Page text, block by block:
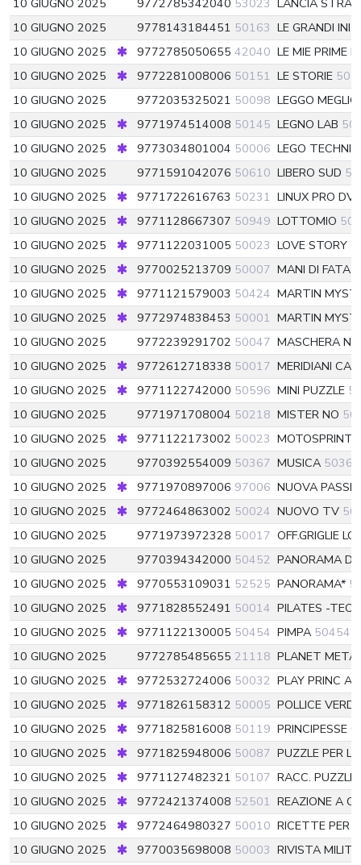
10 GIUGNO 2025 9772785342040 53023 LANCIA
10 GIUGNO 2025
9778143184451 50163 LE GRANDI
10 GIUGNO 2025
9772785050655 42040 LE MIE PRIME
10 GIUGNO 2025
9772281008006 50151 LE STORIE
10 GIUGNO 2025
9772035325021 50098 LEGGO
10 GIUGNO 2025
9771974514008 50145 LEGNO LAB
10 GIUGNO 2025
9773034801004 50006 LEGO
10 GIUGNO 2025
9771591042076 50610 LIBERO SUD
10 GIUGNO 2025
9771722616763 50231 LINUX PRO
10 GIUGNO 2025
9771128667307 50949 LOTTOMIO
10 GIUGNO 2025
9771122031005 50023 LOVE STORY
10 GIUGNO 2025
9770025213709 50007 MANI DI FATA
10 GIUGNO 2025
9771121579003 50424 MARTIN
10 GIUGNO 2025
9772974838453 50001 MARTIN
10 GIUGNO 2025
9772239291702 50047 MASCHERA
10 GIUGNO 2025
9772612718338 50017 MERIDIANI
10 GIUGNO 2025
9771122742000 50596 MINI PUZZLE
10 GIUGNO 2025
9771971708004 50218 MISTER NO
10 GIUGNO 2025
9771122173002 50023 MOTOSPRINT
10 GIUGNO 2025
9770392554009 50367 MUSICA 50367
10 GIUGNO 2025
9771970897006 97006 NUOVA
10 GIUGNO 2025
9772464863002 50024 NUOVO TV
10 GIUGNO 2025
9771973972328 50017 OFF.GRIGLIE
10 GIUGNO 2025
9770394342000 50452 PANORAMA
10 GIUGNO 2025
9770553109031 52525 PANORAMA*
10 GIUGNO 2025
9771828552491 50014 PILATES -
10 GIUGNO 2025
9771122130005 50454 PIMPA 50454
10 GIUGNO 2025
9772785485655 21118 PLANET
10 GIUGNO 2025
9772532724006 50032 PLAY PRINC
10 GIUGNO 2025
9771826158312 50005 POLLICE
10 GIUGNO 2025
9771825816008 50119 PRINCIPESSE
10 GIUGNO 2025
9771825948006 50087 PUZZLE PER
10 GIUGNO 2025
9771127482321 50107 RACC. PUZZLE
10 GIUGNO 2025
9772421374008 52501 REAZIONE A
10 GIUGNO 2025
9772464980327 50010 RICETTE PER
10 GIUGNO 2025
9770035698008 50003 RIVISTA